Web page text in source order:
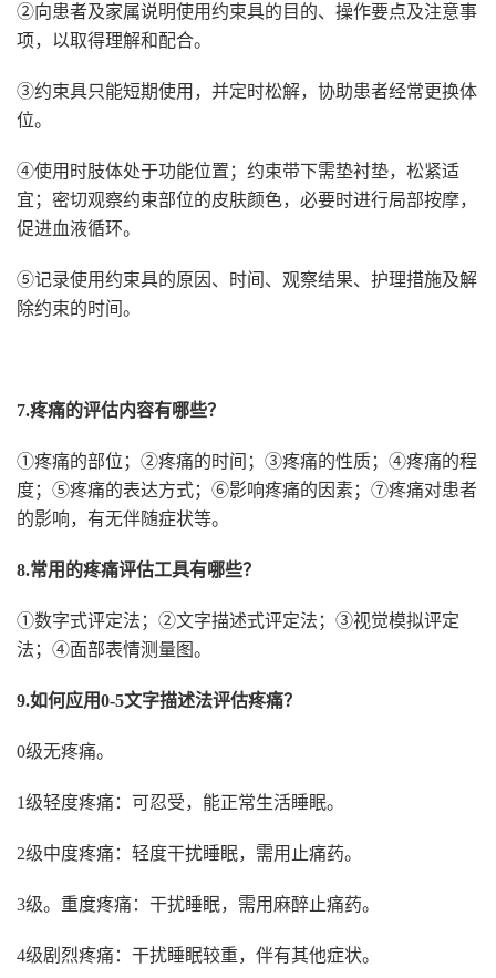
②向患者及家属说明使用约束具的目的、操作要点及注意事
项，以取得理解和配合。
③约束具只能短期使用，并定时松解，协助患者经常更换体
位。
④使用时肢体处于功能位置；约束带下需垫衬垫，松紧适
宜；密切观察约束部位的皮肤颜色，必要时进行局部按摩，
促进血液循环。
⑤记录使用约束具的原因、时间、观察结果、护理措施及解
除约束的时间。
7.疼痛的评估内容有哪些？
①疼痛的部位；②疼痛的时间；③疼痛的性质；④疼痛的程
度；⑤疼痛的表达方式；⑥影响疼痛的因素；⑦疼痛对患者
的影响，有无伴随症状等。
8.常用的疼痛评估工具有哪些？
①数字式评定法；②文字描述式评定法；③视觉模拟评定
法；④面部表情测量图。
9.如何应用0-5文字描述法评估疼痛？
0级无疼痛。
1级轻度疼痛：可忍受，能正常生活睡眠。
2级中度疼痛：轻度干扰睡眠，需用止痛药。
3级。重度疼痛：干扰睡眠，需用麻醉止痛药。
4级剧烈疼痛：干扰睡眠较重，伴有其他症状。